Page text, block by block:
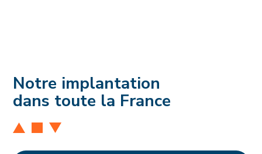
Notre implantation
dans toute la France